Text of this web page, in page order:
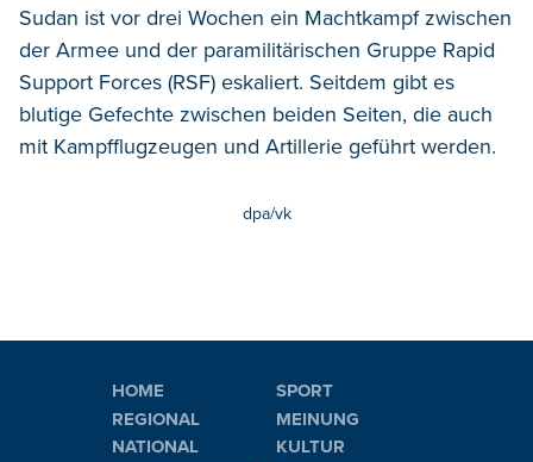
Sudan ist vor drei Wochen ein Machtkampf zwischen
der Armee und der paramilitärischen Gruppe Rapid
Support Forces (RSF) eskaliert. Seitdem gibt es
blutige Gefechte zwischen beiden Seiten, die auch
mit Kampfflugzeugen und Artillerie geführt werden.
dpa/vk
HOME
REGIONAL
NATIONAL
SPORT
MEINUNG
KULTUR